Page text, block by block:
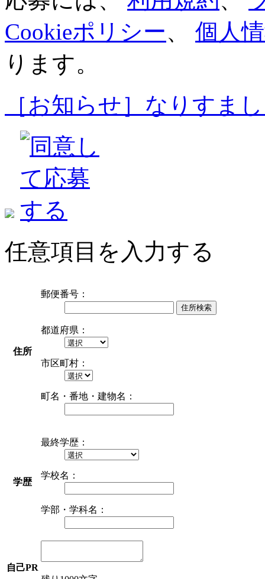
Cookieポリシー、 個人
ります。
［お知らせ］なりすま
任意項目を入力する
住所
郵便番号：
住所検索
都道府県：
市区町村：
町名・番地・建物名：
学歴
最終学歴：
学校名：
学部・学科名：
自己PR